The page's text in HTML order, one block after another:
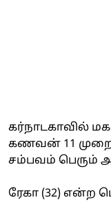
கர்நாடகாவில்
கணவன் 11 முறை
சம்பவம் பெரும்
ரேகா (32)